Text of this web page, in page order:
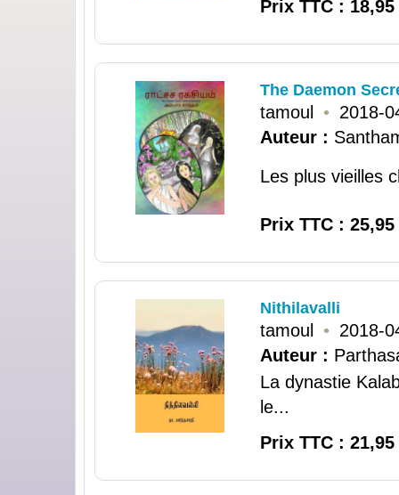
Prix TTC : 18,95
The Daemon
tamoul • 2018-
Auteur :
Les plus vieilles
Prix TTC : 25,95
Nithilavalli
tamoul • 2018-
Auteur :
La dynastie
le...
Prix TTC : 21,95